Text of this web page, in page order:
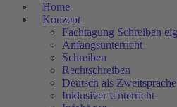
Home
Konzept
Fachtagung Schreiben
Anfangsunterricht
Schreiben
Rechtschreiben
Deutsch als
Inklusiver Unterricht